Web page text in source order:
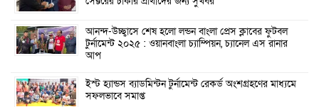
আনন্দ-উচ্ছ্বাসে শেষ হলো লন্ডন বাংলা প্রেস ক্লাবের ফুটবল
টুর্নামেন্ট ২০২৫ : ওয়ানবাংলা চ্যাম্পিয়ন, চ্যানেল এস রানার
আপ
ইস্ট হ্যান্ডস ব্যাডমিন্টন টুর্নামেন্ট রেকর্ড অংশগ্রহণের মাধ্যমে
সফলভাবে সমাপ্ত